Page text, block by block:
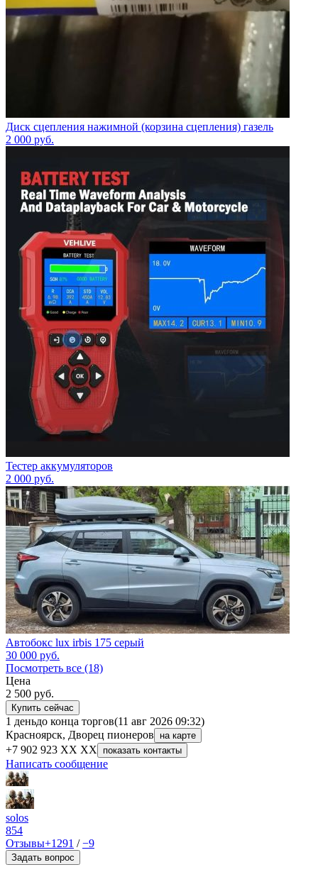
Диск сцепления нажимной (корзина сцепления) газель
2 000 руб.
Тестер аккумуляторов
2 000 руб.
Автобокс lux irbis 175 серый
30 000 руб.
Посмотреть все (18)
Цена
2 500 руб.
Купить сейчас
1 деньдо конца торгов(11 авг 2026 09:32)
Красноярск, Дворец пионеров
на карте
+7 902 923 XX XX показать контакты
Написать сообщение
solos
854
Отзывы+1291 /−9
Задать вопрос